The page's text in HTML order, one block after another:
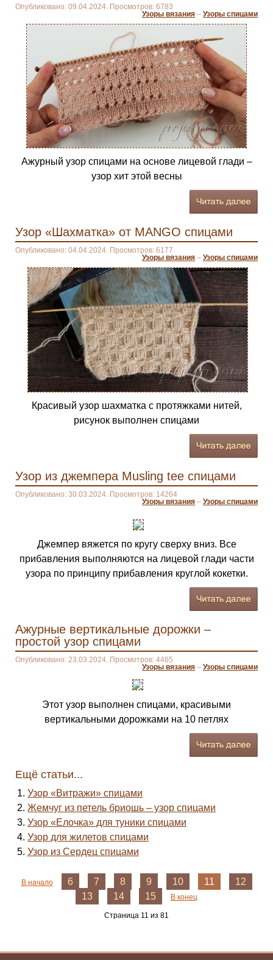
Опубликовано: 09.04.2024. Просмотров: 6783
Узоры вязания – Узоры спицами
Ажурный узор спицами на основе лицевой глади –
узор хит этой весны
Узор «Шахматка» от MANGO спицами
Опубликовано: 04.04.2024. Просмотров: 6177
Узоры вязания – Узоры спицами
Красивый узор шахматка с протяжками нитей,
рисунок выполнен спицами
Узор из джемпера Musling tee спицами
Опубликовано: 30.03.2024. Просмотров: 14264
Узоры вязания – Узоры спицами
Джемпер вяжется по кругу сверху вниз. Все
прибавления выполняются на лицевой глади части
узора по принципу прибавления круглой кокетки.
Ажурные вертикальные дорожки –
простой узор спицами
Опубликовано: 23.03.2024. Просмотров: 4465
Узоры вязания – Узоры спицами
Этот узор выполнен спицами, красивыми
вертикальными дорожками на 10 петлях
Ещё статьи...
Узор «Витражи» спицами
Жемчуг из петель бриошь – узор спицами
Узор «Елочка» для туники спицами
Узор для жилетов спицами
Узор из Сердец спицами
В начало 6 7 8 9 10 11
12
13
14 15 В конец
Страница 11 из 81